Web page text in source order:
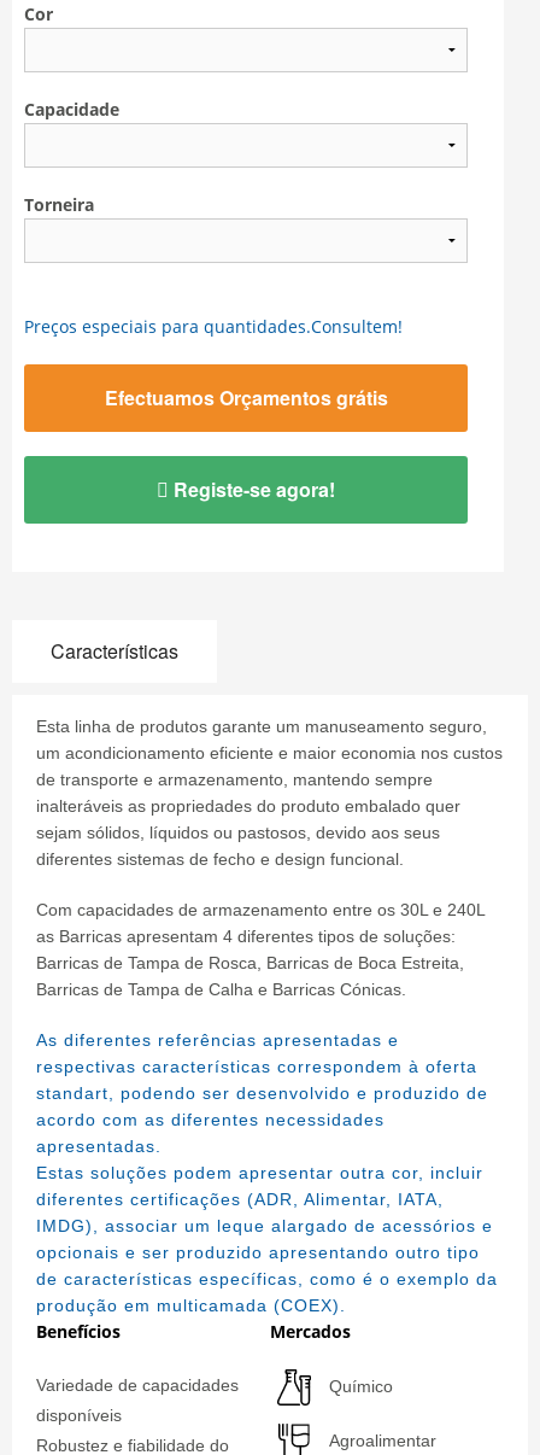
Cor
Capacidade
Torneira
Preços especiais para quantidades.Consultem!
Efectuamos Orçamentos grátis
Registe-se agora!
Características
Esta linha de produtos garante um manuseamento seguro,
um acondicionamento eficiente e maior economia nos custos
de transporte e armazenamento, mantendo sempre
inalteráveis as propriedades do produto embalado quer
sejam sólidos, líquidos ou pastosos, devido aos seus
diferentes sistemas de fecho e design funcional.
Com capacidades de armazenamento entre os 30L e 240L
as Barricas apresentam 4 diferentes tipos de soluções:
Barricas de Tampa de Rosca, Barricas de Boca Estreita,
Barricas de Tampa de Calha e Barricas Cónicas.
As diferentes referências apresentadas e
respectivas características correspondem à oferta
standart, podendo ser desenvolvido e produzido de
acordo com as diferentes necessidades
apresentadas.
Estas soluções podem apresentar outra cor, incluir
diferentes certificações (ADR, Alimentar, IATA,
IMDG), associar um leque alargado de acessórios e
opcionais e ser produzido apresentando outro tipo
de características específicas, como é o exemplo da
produção em multicamada (COEX).
Benefícios
Variedade de capacidades
disponíveis
Robustez e fiabilidade do
Mercados
Químico
Agroalimentar